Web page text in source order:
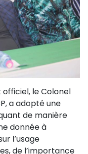
le Colonel
a adopté une
de manière
donnée à
l’usage
de l’importance